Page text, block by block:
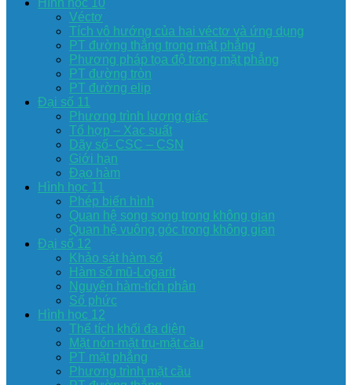
Hình học 10
Véctơ
Tích vô hướng của hai véctơ và ứng dụng
PT đường thẳng trong mặt phẳng
Phương pháp tọa độ trong mặt phẳng
PT đường tròn
PT đường elip
Đại số 11
Phương trình lượng giác
Tổ hợp – Xac suất
Dãy số- CSC – CSN
Giới hạn
Đạo hàm
Hình học 11
Phép biến hình
Quan hệ song song trong không gian
Quan hệ vuông góc trong không gian
Đại số 12
Khảo sát hàm số
Hàm số mũ-Logarit
Nguyên hàm-tích phân
Số phức
Hình học 12
Thể tích khối đa diện
Mặt nón-mặt trụ-mặt cầu
PT mặt phẳng
Phương trình mặt cầu